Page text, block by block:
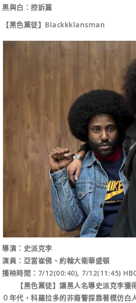
黑與白：控訴篇
【黑色黨徒】Blackkklansman
導演：史派克李
演員：亞當崔佛、約翰大衛華盛頓
播映時間：7/12(00:40), 7/12(11:45)
【黑色黨徒】讓黑人名導史派克李獲
０年代，科羅拉多的非裔警探靠著模仿白